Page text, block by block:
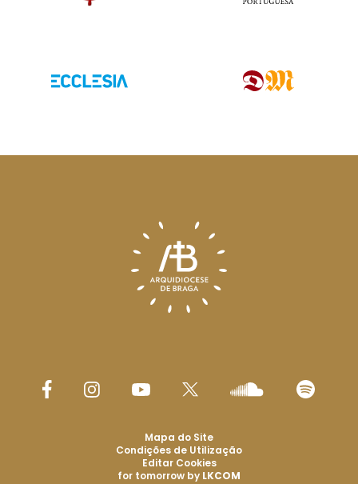
Mapa do Site
Condições de Utilização
Editar Cookies
for tomorrow by LKCOM